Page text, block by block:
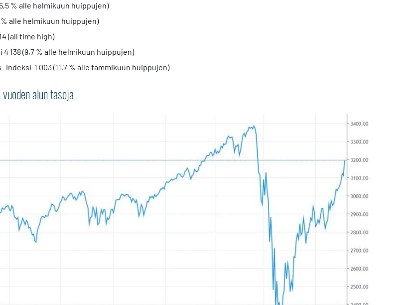
% alle helmikuun huippujen)
% alle helmikuun huippujen)
(all time high)
4 138 (9,7 % alle helmikuun huippujen)
indeksi 1 003 (11,7 % alle tammikuun huippujen)
alun tasoja